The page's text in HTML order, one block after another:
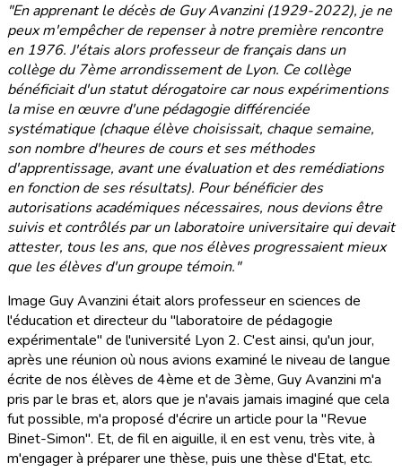
"En apprenant le décès de Guy Avanzini (1929-2022), je ne
peux m'empêcher de repenser à notre première rencontre
en 1976. J'étais alors professeur de français dans un
collège du 7ème arrondissement de Lyon. Ce collège
bénéficiait d'un statut dérogatoire car nous expérimentions
la mise en œuvre d'une pédagogie différenciée
systématique (chaque élève choisissait, chaque semaine,
son nombre d'heures de cours et ses méthodes
d'apprentissage, avant une évaluation et des remédiations
en fonction de ses résultats). Pour bénéficier des
autorisations académiques nécessaires, nous devions être
suivis et contrôlés par un laboratoire universitaire qui devait
attester, tous les ans, que nos élèves progressaient mieux
que les élèves d'un groupe témoin."
Image Guy Avanzini était alors professeur en sciences de
l'éducation et directeur du "laboratoire de pédagogie
expérimentale" de l'université Lyon 2. C'est ainsi, qu'un jour,
après une réunion où nous avions examiné le niveau de langue
écrite de nos élèves de 4ème et de 3ème, Guy Avanzini m'a
pris par le bras et, alors que je n'avais jamais imaginé que cela
fut possible, m'a proposé d'écrire un article pour la "Revue
Binet-Simon". Et, de fil en aiguille, il en est venu, très vite, à
m'engager à préparer une thèse, puis une thèse d'Etat, etc.